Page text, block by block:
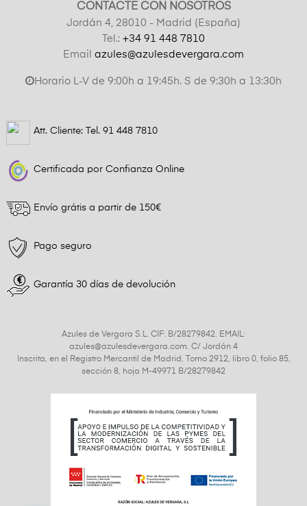
CONTACTE CON NOSOTROS
Jordán 4, 28010 - Madrid (España)
Tel.: +34 91 448 7810
Email azules@azulesdevergara.com
Horario L-V de 9:00h a 19:45h. S de 9:30h a 13:30h
Att. Cliente: Tel. 91 448 7810
Certificada por Confianza Online
Envío grátis a partir de 150€
Pago seguro
Garantía 30 días de devolución
Azules de Vergara S.L. CIF: B/28279842. EMAIL:
azules@azulesdevergara.com. C/ Jordán 4
Inscrita, en el Registro Mercantil de Madrid, Tomo 2912, libro 0, folio 85,
sección 8, hoja M-49971 B/28279842